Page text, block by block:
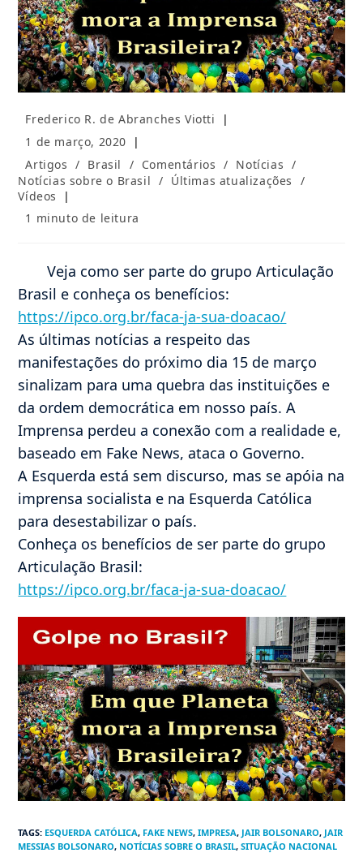
Autor
post:
Frederico R. de Abranches Viotti
Post
publicado:
1 de março, 2020
Categoria
do
post:
Artigos / Brasil / Comentários / Notícias /
Notícias sobre o Brasil / Últimas atualizações
/
Vídeos
Tempo
1 minuto de leitura
Veja como ser parte do grupo Articulação
Brasil e conheça os benefícios:
https://ipco.org.br/faca-ja-sua-doacao/
As últimas notícias a respeito das
manifestações do próximo dia 15 de março
sinalizam para uma quebra das instituições e
da ordem democrática em nosso país. A
Imprensa perdeu a conexão com a realidade e,
baseado em Fake News, ataca o Governo.
A Esquerda está sem discurso, mas se apóia na
imprensa socialista e na Esquerda Católica
para desestabilizar o país.
Conheça os benefícios de ser parte do grupo
Articulação Brasil:
https://ipco.org.br/faca-ja-sua-doacao/
TAGS: ESQUERDA CATÓLICA, FAKE NEWS, IMPRESA, JAIR BOLSONARO, JAIR
MESSIAS BOLSONARO, NOTÍCIAS SOBRE O BRASIL, SITUAÇÃO NACIONAL